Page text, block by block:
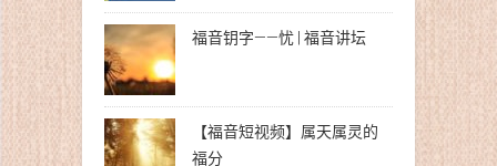
福音钥字——忧 | 福音讲坛
【福音短视频】属天属灵的
福分